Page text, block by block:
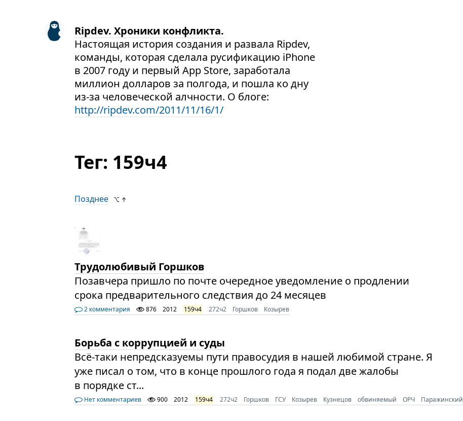
Ripdev. Хроники конфликта.
Настоящая история создания и развала Ripdev,
команды, которая сделала русификацию iPhone
в 2007 году и первый App Store, заработала
миллион долларов за полгода, и пошла ко дну
из-за человеческой алчности. О блоге:
http://ripdev.com/2011/11/16/1/
Тег: 159ч4
Позднее ⌥ ↑
Трудолюбивый Горшков
Позавчера пришло по почте очередное уведомление о продлении
срока предварительного следствия до 24 месяцев
2 комментария 876 2012 159ч4 272ч2 Горшков Козырев
Борьба с коррупцией и суды
Всё-таки непредсказуемы пути правосудия в нашей любимой стране. Я
уже писал о том, что в конце прошлого года я подал две жалобы
в порядке ст...
Нет комментариев 900 2012 159ч4 272ч2 Горшков ГСУ Козырев Кузнецов обвиняемый ОРЧ Паражинский